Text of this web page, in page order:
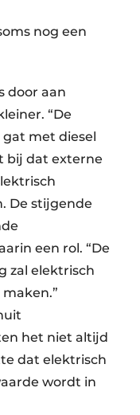
nog een
door aan
“De
met diesel
bij dat externe
De stijgende
een rol. “De
zal elektrisch
het niet altijd
dat elektrisch
wordt in